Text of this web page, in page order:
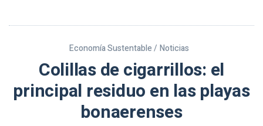
Economía Sustentable / Noticias
Colillas de cigarrillos: el
principal residuo en las playas
bonaerenses